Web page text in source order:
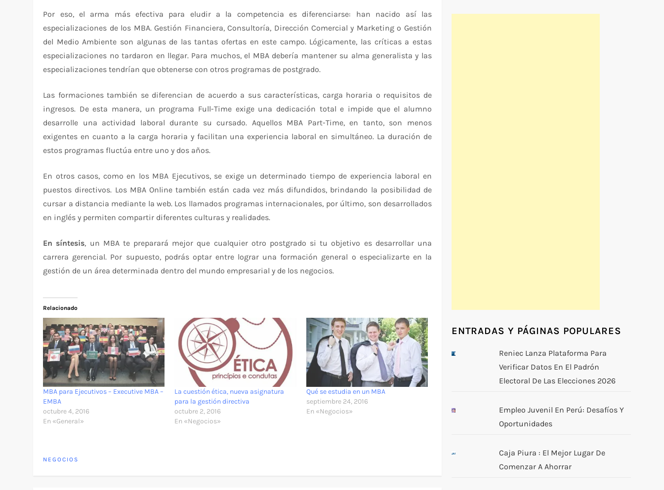
Por eso, el arma más efectiva para eludir a la competencia es diferenciarse: han nacido así las
especializaciones de los MBA. Gestión Financiera, Consultoría, Dirección Comercial y Marketing o Gestión
del Medio Ambiente son algunas de las tantas ofertas en este campo. Lógicamente, las críticas a estas
especializaciones no tardaron en llegar. Para muchos, el MBA debería mantener su alma generalista y las
especializaciones tendrían que obtenerse con otros programas de postgrado.
Las formaciones también se diferencian de acuerdo a sus características, carga horaria o requisitos de
ingresos. De esta manera, un programa Full-Time exige una dedicación total e impide que el alumno
desarrolle una actividad laboral durante su cursado. Aquellos MBA Part-Time, en tanto, son menos
exigentes en cuanto a la carga horaria y facilitan una experiencia laboral en simultáneo. La duración de
estos programas fluctúa entre uno y dos años.
En otros casos, como en los MBA Ejecutivos, se exige un determinado tiempo de experiencia laboral en
puestos directivos. Los MBA Online también están cada vez más difundidos, brindando la posibilidad de
cursar a distancia mediante la web. Los llamados programas internacionales, por último, son desarrollados
en inglés y permiten compartir diferentes culturas y realidades.
En síntesis, un MBA te preparará mejor que cualquier otro postgrado si tu objetivo es desarrollar una
carrera gerencial. Por supuesto, podrás optar entre lograr una formación general o especializarte en la
gestión de un área determinada dentro del mundo empresarial y de los negocios.
Relacionado
MBA para Ejecutivos – Executive MBA –
EMBA
octubre 4, 2016
En «General»
La cuestión ética, nueva asignatura
para la gestión directiva
octubre 2, 2016
En «Negocios»
Qué se estudia en un MBA
septiembre 24, 2016
En «Negocios»
NEGOCIOS
ENTRADAS Y PÁGINAS POPULARES
Reniec Lanza Plataforma Para
Verificar Datos En El Padrón
Electoral De Las Elecciones 2026
Empleo Juvenil En Perú: Desafíos Y
Oportunidades
Caja Piura : El Mejor Lugar De
Comenzar A Ahorrar